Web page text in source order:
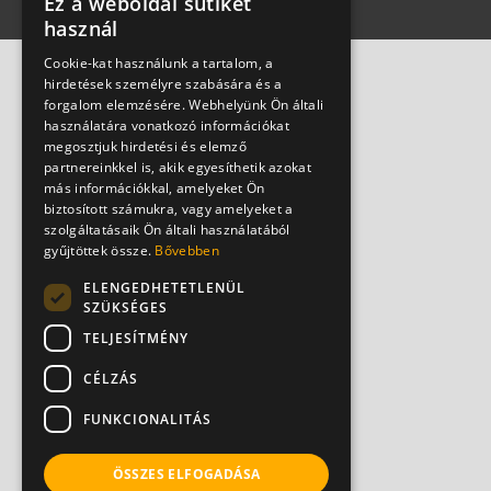
használ
Cookie-kat használunk a tartalom, a
hirdetések személyre szabására és a
forgalom elemzésére. Webhelyünk Ön általi
használatára vonatkozó információkat
megosztjuk hirdetési és elemző
partnereinkkel is, akik egyesíthetik azokat
más információkkal, amelyeket Ön
biztosított számukra, vagy amelyeket a
szolgáltatásaik Ön általi használatából
gyűjtöttek össze. Bővebben
ELENGEDHETETLENÜL
SZÜKSÉGES
TELJESÍTMÉNY
CÉLZÁS
FUNKCIONALITÁS
ÖSSZES ELFOGADÁSA